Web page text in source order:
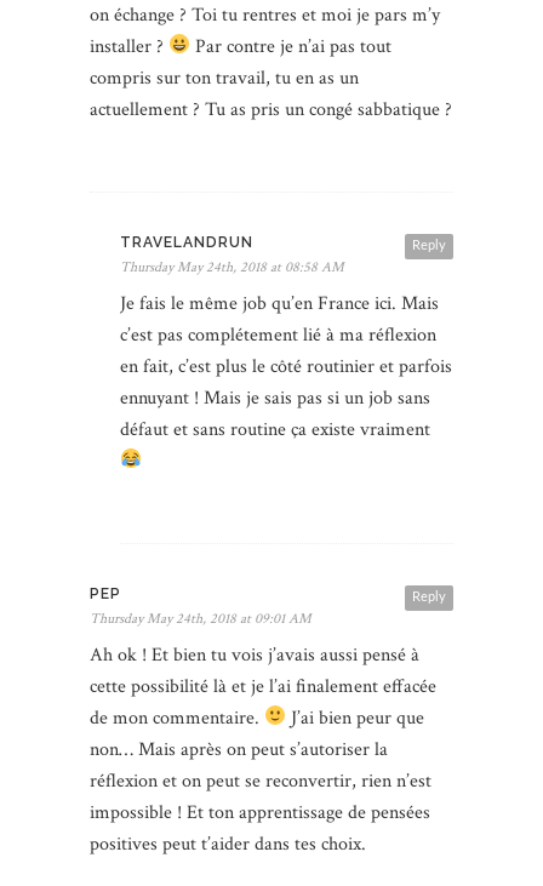
on échange ? Toi tu rentres et moi je pars m’y
installer ?
Par contre je n’ai pas tout
compris sur ton travail, tu en as un
actuellement ? Tu as pris un congé sabbatique ?
Reply
TRAVELANDRUN
Thursday May 24th, 2018 at 08:58 AM
Je fais le même job qu’en France ici. Mais
c’est pas complétement lié à ma réflexion
en fait, c’est plus le côté routinier et parfois
ennuyant ! Mais je sais pas si un job sans
défaut et sans routine ça existe vraiment
Reply
PEP
Thursday May 24th, 2018 at 09:01 AM
Ah ok ! Et bien tu vois j’avais aussi pensé à
cette possibilité là et je l’ai finalement effacée
de mon commentaire.
J’ai bien peur que
non… Mais après on peut s’autoriser la
réflexion et on peut se reconvertir, rien n’est
impossible ! Et ton apprentissage de pensées
positives peut t’aider dans tes choix.